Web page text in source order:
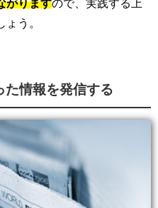
がりますので、実践する上
う。
た情報を発信する